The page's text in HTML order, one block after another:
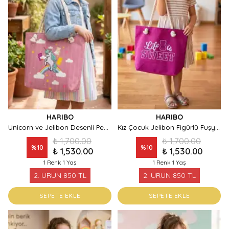
HARIBO
%10
₺ 1,700.00
₺ 1,530.00
1 Renk 1 Yaş
2. ÜRÜN 850 TL
SEPETE EKLE
HARIBO
%10
₺ 1,700.00
₺ 1,530.00
1 Renk 1 Yaş
2. ÜRÜN 850 TL
SEPETE EKLE